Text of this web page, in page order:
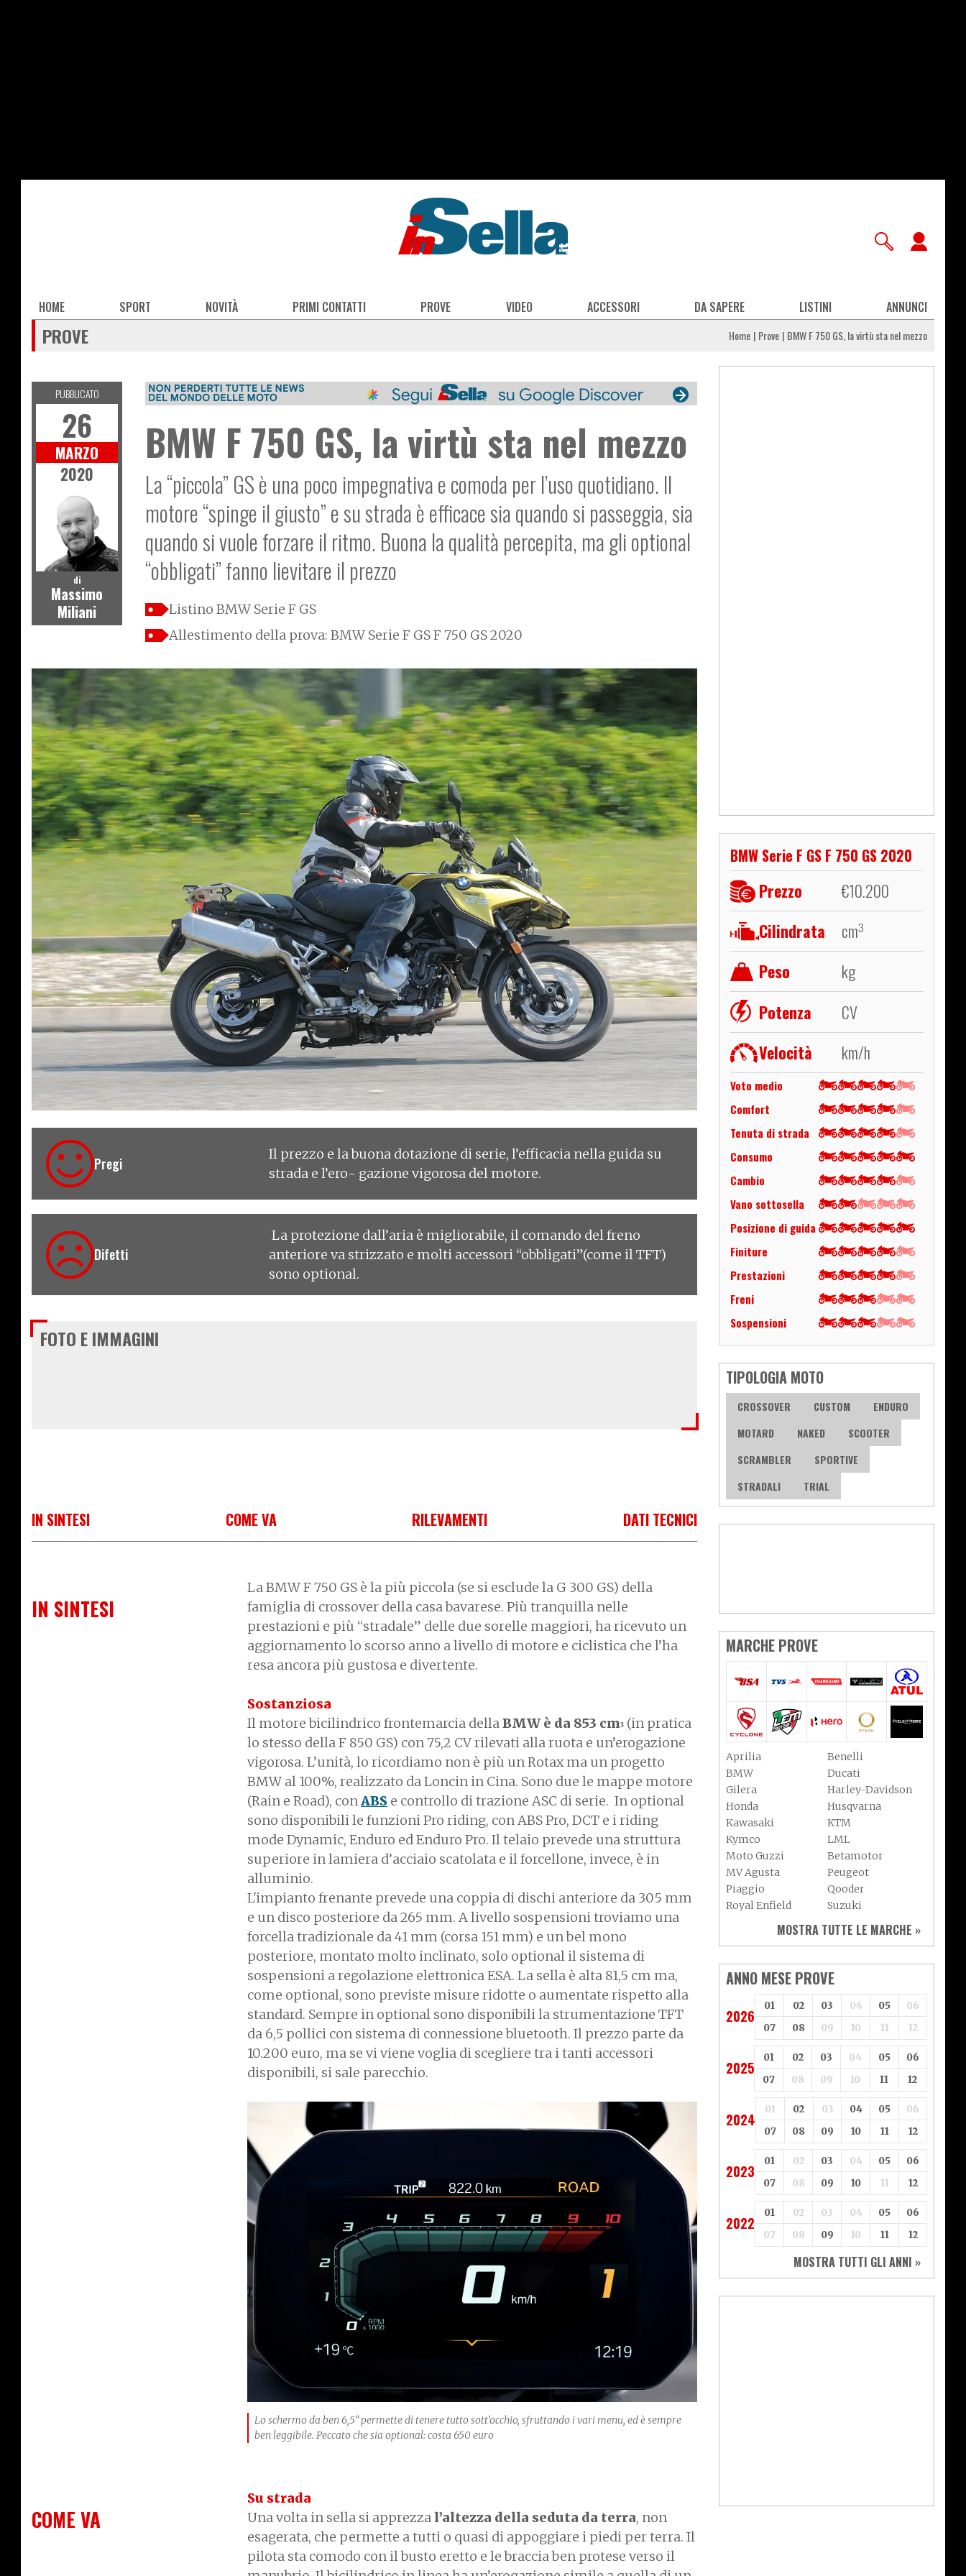
Main
navigation
HOME SPORT NOVITÀ PRIMI CONTATTI PROVE VIDEO ACCESSORI DA SAPERE LISTINI ANNUNCI
PROVE Home Prove BMW F 750 GS, la virtù sta nel mezzo
BMW F 750 GS, la virtù sta nel mezzo
La “piccola” GS è una poco impegnativa e comoda per l’uso quotidiano. Il
motore “spinge il giusto” e su strada è efficace sia quando si passeggia, sia
quando si vuole forzare il ritmo. Buona la qualità percepita, ma gli optional
“obbligati” fanno lievitare il prezzo
Listino BMW Serie F GS
Allestimento della prova: BMW Serie F GS F 750 GS 2020
PUBBLICATO
26
MARZO
2020
di
Massimo
Miliani
€ 10.200
Pregi
Il prezzo e la buona dotazione di serie, l’efficacia nella guida su
strada e l’ero- gazione vigorosa del motore.
Difetti
La protezione dall’aria è migliorabile, il comando del freno
anteriore va strizzato e molti accessori “obbligati”(come il TFT)
sono optional.
FOTO E IMMAGINI
IN SINTESI COME VA RILEVAMENTI DATI TECNICI
IN SINTESI
La BMW F 750 GS è la più piccola (se si esclude la G 300 GS) della
famiglia di crossover della casa bavarese. Più tranquilla nelle
prestazioni e più “stradale” delle due sorelle maggiori, ha ricevuto un
aggiornamento lo scorso anno a livello di motore e ciclistica che l’ha
resa ancora più gustosa e divertente.
Sostanziosa
Il motore bicilindrico frontemarcia dellaBMW è da 853 cm3 (in pratica
lo stesso della F 850 GS) con 75,2 CV rilevati alla ruota e un’erogazione
vigorosa. L’unità, lo ricordiamo non è più un Rotax ma un progetto
BMW al 100%, realizzato da Loncin in Cina. Sono due le mappe motore
(Rain e Road), conABS e controllo di trazione ASC di serie. In optional
sono disponibili le funzioni Pro riding, con ABS Pro, DCT e i riding
mode Dynamic, Enduro ed Enduro Pro. Il telaio prevede una struttura
superiore in lamiera d’acciaio scatolata e il forcellone, invece, è in
alluminio.
L'impianto frenante prevede una coppia di dischi anteriore da 305 mm
e un disco posteriore da 265 mm. A livello sospensioni troviamo una
forcella tradizionale da 41 mm (corsa 151 mm) e un bel mono
posteriore, montato molto inclinato, solo optional il sistema di
sospensioni a regolazione elettronica ESA. La sella è alta 81,5 cm ma,
come optional, sono previste misure ridotte o aumentate rispetto alla
standard. Sempre in optional sono disponibili la strumentazione TFT
da 6,5 pollici con sistema di connessione bluetooth. Il prezzo parte da
10.200 euro, ma se vi viene voglia di scegliere tra i tanti accessori
disponibili, si sale parecchio.
Lo schermo da ben 6,5” permette di tenere tutto sott’occhio, sfruttando i vari menu, ed è sempre
ben leggibile. Peccato che sia optional: costa 650 euro
COME VA
Su strada
Una volta in sella si apprezza l’altezza della seduta da terra, non
esagerata, che permette a tutti o quasi di appoggiare i piedi per terra. Il
pilota sta comodo con il busto eretto e le braccia ben protese verso il
BMW Serie F GS F 750 GS 2020
Prezzo €10.200
Cilindrata
cm3
Peso
kg
Potenza
CV
Velocità
km/h
Voto medio
Comfort
Tenuta di strada
Consumo
Cambio
Vano sottosella
Posizione di guida
Finiture
Prestazioni
Freni
Sospensioni
TIPOLOGIA MOTO
CROSSOVER CUSTOM
ENDURO
MOTARD
NAKED
SCOOTER
SCRAMBLER
SPORTIVE
STRADALI
TRIAL
MARCHE PROVE
Aprilia
Benelli
BMW
Ducati
Gilera
Harley-Davidson
Honda
Husqvarna
Kawasaki
KTM
Kymco
LML
Moto Guzzi
Betamotor
MV Agusta
Peugeot
Piaggio
Qooder
Royal Enfield
Suzuki
Triumph
Yamaha
Aeon
Aspes
Axy
Baotian
MOSTRA TUTTE LE MARCHE »
ANNO MESE PROVE
2026
01 02 03 04 05
06
07
08 09 10 11 12
2025
01 02 03 04 05
06
07
08 09 10 11 12
2024
01 02 03 04 05
06
07
08 09 10 11 12
2023
01 02 03 04 05
06
07
08 09 10 11 12
2022
01 02 03 04 05
06
07
08 09 10 11 12
MOSTRA TUTTI GLI ANNI »